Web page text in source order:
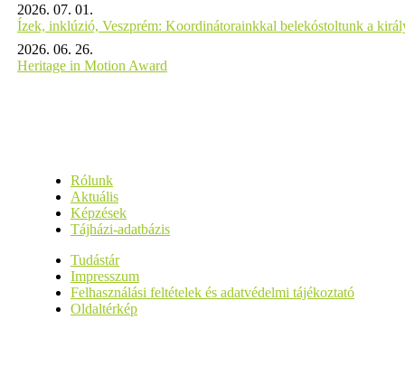
2026. 07. 01.
Ízek, inklúzió, Veszprém: Koordinátorainkkal belekóstoltunk a
2026. 06. 26.
Heritage in Motion Award
Rólunk
Aktuális
Képzések
Tájházi-adatbázis
Tudástár
Impresszum
Felhasználási feltételek és adatvédelmi tájékoztató
Oldaltérkép